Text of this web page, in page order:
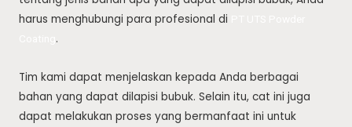
harus menghubungi para profesional di
.
Tim kami dapat menjelaskan kepada Anda berbagai
bahan yang dapat dilapisi bubuk. Selain itu, cat ini juga
dapat melakukan proses yang bermanfaat ini untuk